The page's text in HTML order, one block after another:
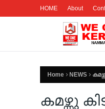
HOME About
Home NEWS
കമഴ്ന്നു